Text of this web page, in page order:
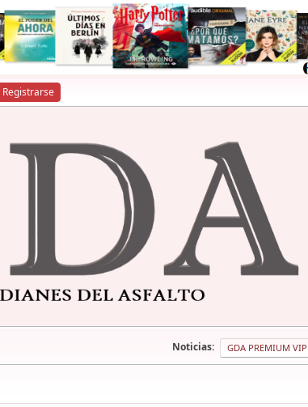
Registrarse
Noticias: GDA PREMIUM VIP